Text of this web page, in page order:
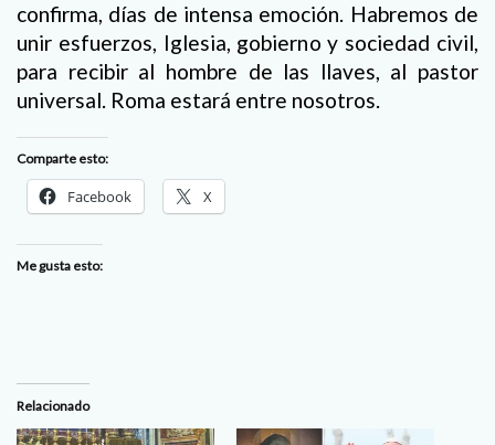
confirma, días de intensa emoción. Habremos de
unir esfuerzos, Iglesia, gobierno y sociedad civil,
para recibir al hombre de las llaves, al pastor
universal. Roma estará entre nosotros.
Comparte esto:
Facebook X
Me gusta esto:
Relacionado